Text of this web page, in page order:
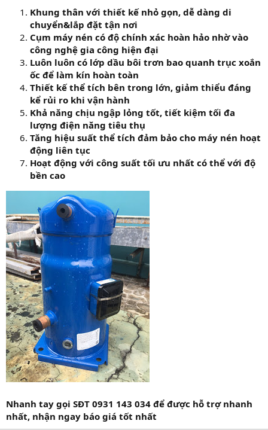
Khung thân với thiết kế nhỏ gọn, dễ dàng di
chuyển&lắp đặt tận nơi
Cụm máy nén có độ chính xác hoàn hảo nhờ vào
công nghệ gia công hiện đại
Luôn luôn có lớp dầu bôi trơn bao quanh trục xoắn
ốc để làm kín hoàn toàn
Thiết kế thể tích bên trong lớn, giảm thiểu đáng
kể rủi ro khi vận hành
Khả năng chịu ngập lỏng tốt, tiết kiệm tối đa
lượng điện năng tiêu thụ
Tăng hiệu suất thể tích đảm bảo cho máy nén hoạt
động liên tục
Hoạt động với công suất tối ưu nhất có thể với độ
bền cao
Nhanh tay gọi SĐT 0931 143 034 để được hỗ trợ nhanh
nhất, nhận ngay báo giá tốt nhất